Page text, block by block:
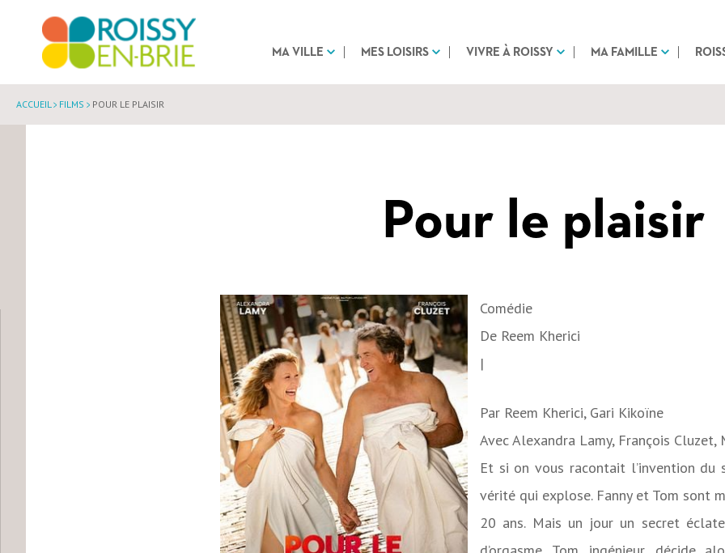
MA VILLE MES LOISIRS VIVRE À ROISSY MA FAMILLE
Pour le plaisir
ACCUEIL FILMS POUR LE PLAISIR
Comédie
De Reem Kherici
|
Par Reem Kherici, Gari Kikoïne
AvecAlexandra Lamy, François Cluzet,
Et si on vous racontait l’invention du
vérité qui explose. Fanny et Tom sont
20 ans. Mais un jour un secret